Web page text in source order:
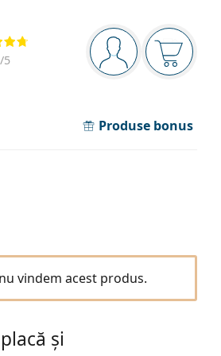
Panou de navigare
Sunteți logat
Coșul
/5
Produse bonus
vindem acest produs.
și